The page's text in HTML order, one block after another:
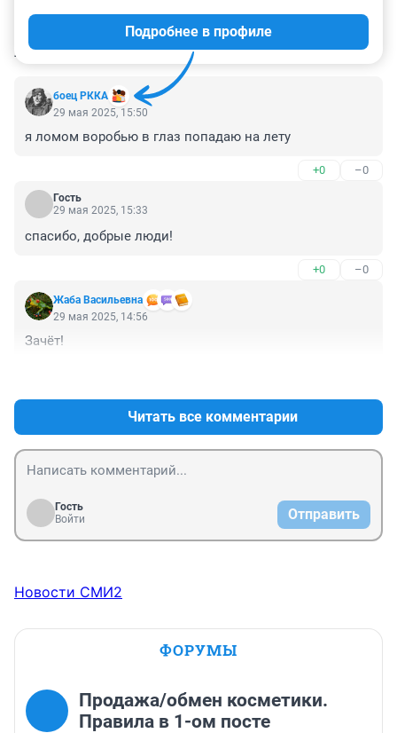
КОММЕНТАРИИ 16
боец РККА
Подробнее в профиле
29 мая 2025, 15:50
я ломом воробью в глаз попадаю на лету
+0 –0
Гость
29 мая 2025, 15:33
спасибо, добрые люди!
+0 –0
Жаба Васильевна
29 мая 2025, 14:56
Зачёт!
Читать все комментарии
Гость
Войти
Отправить
Новости СМИ2
ФОРУМЫ
Продажа/обмен косметики.
Правила в 1-ом посте